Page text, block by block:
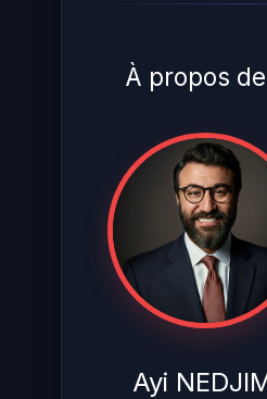
À propos
Ayi